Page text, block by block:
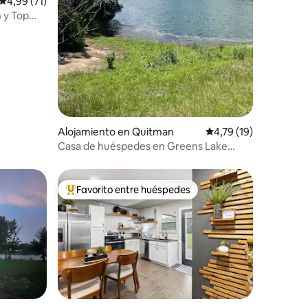
y Top
Alojamiento en Quitman Calificación
4,79 (19)
Casa de huéspedes en Greens Lake
Favorito entre los huéspedes más destacados
Favorito entre huéspedes